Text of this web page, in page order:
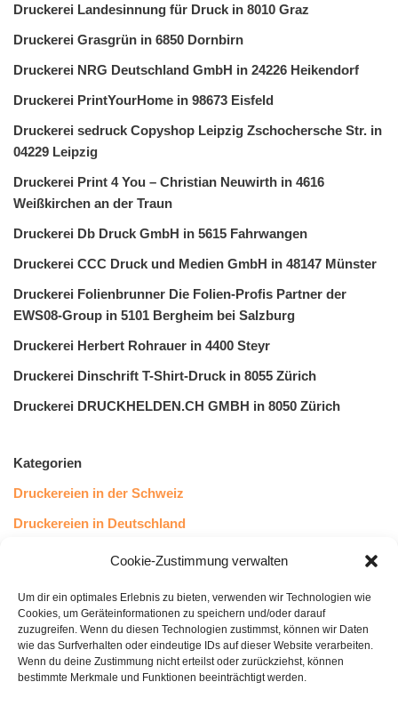
Cookie-Zustimmung verwalten
Um dir ein optimales Erlebnis zu bieten, verwenden wir Technologien wie
Cookies, um Geräteinformationen zu speichern und/oder darauf
zuzugreifen. Wenn du diesen Technologien zustimmst, können wir Daten
wie das Surfverhalten oder eindeutige IDs auf dieser Website verarbeiten.
Wenn du deine Zustimmung nicht erteilst oder zurückziehst, können
bestimmte Merkmale und Funktionen beeinträchtigt werden.
Druckerei Landesinnung für Druck in 8010 Graz
Druckerei Grasgrün in 6850 Dornbirn
Druckerei NRG Deutschland GmbH in 24226 Heikendorf
Druckerei PrintYourHome in 98673 Eisfeld
Druckerei sedruck Copyshop Leipzig Zschochersche Str. in
04229 Leipzig
Druckerei Print 4 You – Christian Neuwirth in 4616
Weißkirchen an der Traun
Druckerei Db Druck GmbH in 5615 Fahrwangen
Druckerei CCC Druck und Medien GmbH in 48147 Münster
Druckerei Folienbrunner Die Folien-Profis Partner der
EWS08-Group in 5101 Bergheim bei Salzburg
Druckerei Herbert Rohrauer in 4400 Steyr
Druckerei Dinschrift T-Shirt-Druck in 8055 Zürich
Druckerei DRUCKHELDEN.CH GMBH in 8050 Zürich
Kategorien
Druckereien in der Schweiz
Druckereien in Deutschland
Druckereien in Österreich
Kundenstimmen